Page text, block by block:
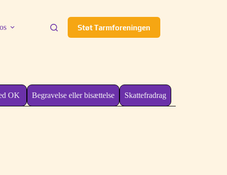
Støt Tarmforeningen
OK Begravelse eller bisættelse Skattefradrag